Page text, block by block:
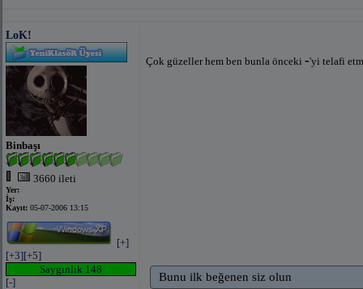
LoK!
Binbaşı
3660 ileti
Yer:
İş:
Kayıt: 05-07-2006 13:15
[+]
[+3][+5]
Saygınlık 148
[-]
Çok güzeller hem ben bunla önceki -'yi telafi
Bunu ilk beğenen siz olun